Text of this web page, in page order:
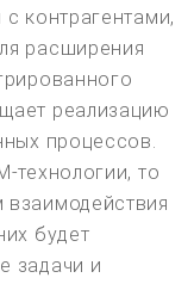
контрагентами,
расширения
реализацию
процессов.
технологии, то
будет
задачи и